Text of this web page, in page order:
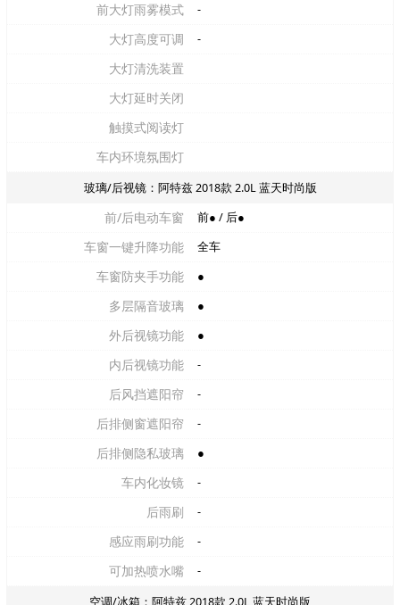
前大灯雨雾模式 -
大灯高度可调 -
大灯清洗装置
大灯延时关闭
触摸式阅读灯
车内环境氛围灯
玻璃/后视镜：阿特兹 2018款 2.0L 蓝天时尚版
前/后电动车窗 前● / 后●
车窗一键升降功能 全车
车窗防夹手功能 ●
多层隔音玻璃 ●
外后视镜功能 ●
内后视镜功能 -
后风挡遮阳帘 -
后排侧窗遮阳帘 -
后排侧隐私玻璃 ●
车内化妆镜 -
后雨刷 -
感应雨刷功能 -
可加热喷水嘴 -